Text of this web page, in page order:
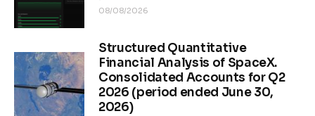
08/08/2026
Structured Quantitative
Financial Analysis of SpaceX.
Consolidated Accounts for Q2
2026 (period ended June 30,
2026)